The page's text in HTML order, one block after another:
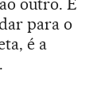
outro. É
para o
é a